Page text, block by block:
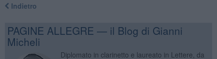
Indietro
PAGINE ALLEGRE — il Blog di Gianni
Micheli
Diplomato in clarinetto e laureato in Lettere, da